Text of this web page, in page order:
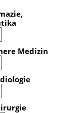
Medizin